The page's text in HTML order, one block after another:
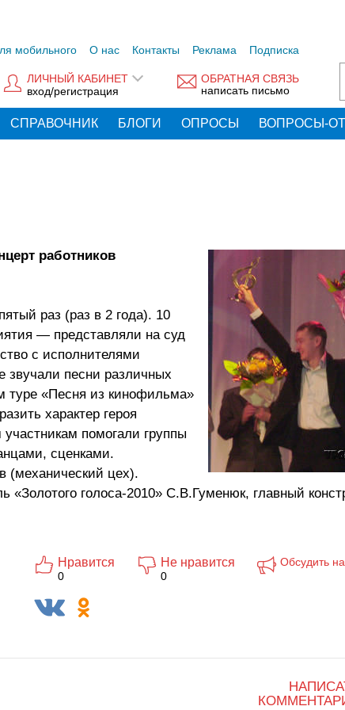
мобильного О нас Контакты Реклама Подписка
ОБРАТНАЯ СВЯЗЬ
написать письмо
ЛИЧНЫЙ КАБИНЕТ
вход/регистрация
СПРАВОЧНИК БЛОГИ ОПРОСЫ ВОПРОСЫ-
работников
раз (раз в 2 года). 10
— представляли на суд
с исполнителями
звучали песни различных
туре «Песня из кинофильма»
характер героя
помогали группы
сценками.
(механический цех).
голоса-2010» С.В.Гуменюк, главный
Нравится
0
Не нравится
0
Обсудить